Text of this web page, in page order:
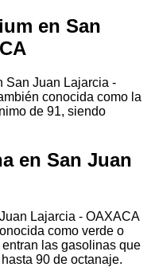
en San
San Juan Lajarcia -
conocida como la
de 91, siendo
en San Juan
Lajarcia - OAXACA
como verde o
las gasolinas que
90 de octanaje.